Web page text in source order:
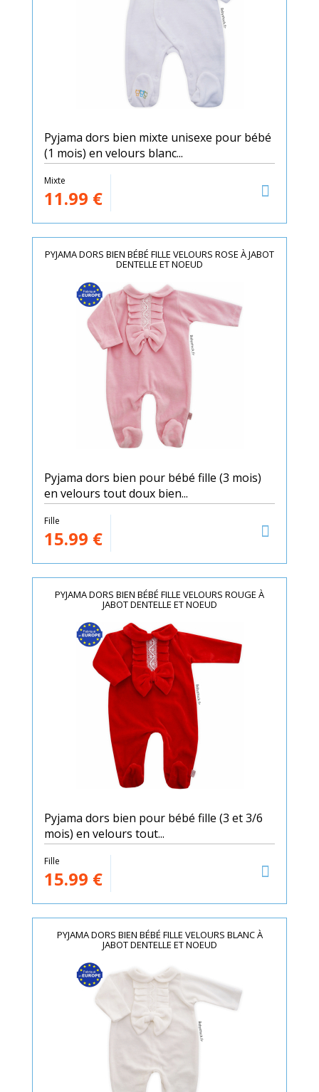
Pyjama dors bien mixte unisexe pour bébé
(1 mois) en velours blanc...
Mixte
11.99 €
PYJAMA DORS BIEN BÉBÉ FILLE VELOURS ROSE À JABOT
DENTELLE ET NOEUD
Pyjama dors bien pour bébé fille (3 mois)
en velours tout doux bien...
Fille
15.99 €
PYJAMA DORS BIEN BÉBÉ FILLE VELOURS ROUGE À
JABOT DENTELLE ET NOEUD
Pyjama dors bien pour bébé fille (3 et 3/6
mois) en velours tout...
Fille
15.99 €
PYJAMA DORS BIEN BÉBÉ FILLE VELOURS BLANC À
JABOT DENTELLE ET NOEUD